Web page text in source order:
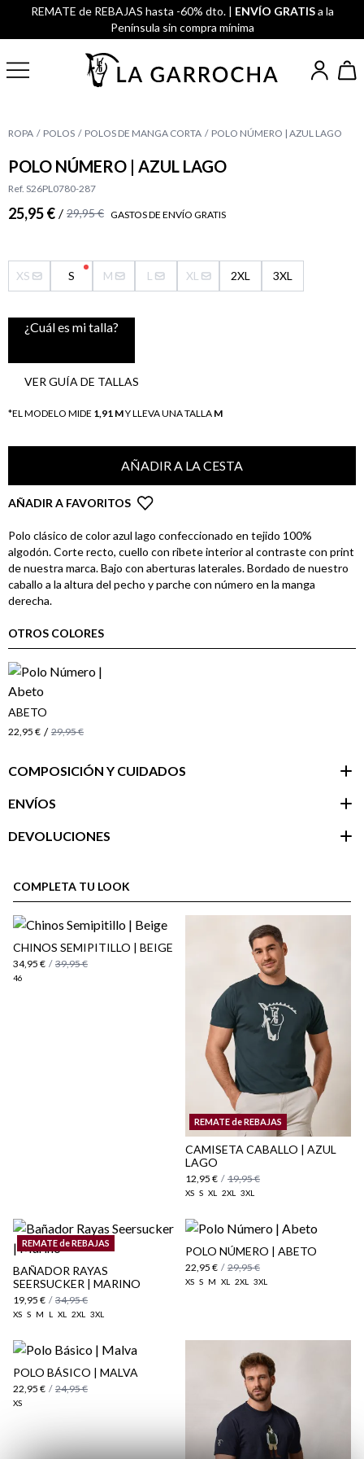
REMATE de REBAJAS hasta -60% dto. | ENVÍO GRATISa la
Península sin compra mínima
ROPA POLOS POLOS DE MANGA CORTA POLO NÚMERO | AZUL LAGO
POLO NÚMERO | AZUL LAGO
Ref. S26PL0780-287
25,95 € / 29,95 € GASTOS DE ENVÍO GRATIS
XS S M L XL 2XL 3XL
¿Cuál es mi talla?
VER GUÍA DE TALLAS
*EL MODELO MIDE 1,91 MY LLEVA UNA TALLA M
AÑADIR A LA CESTA
AÑADIR A FAVORITOS
Polo clásico de color azul lago confeccionado en tejido 100%
algodón. Corte recto, cuello con ribete interior al contraste con print
de nuestra marca. Bajo con aberturas laterales. Bordado de nuestro
caballo a la altura del pecho y parche con número en la manga
derecha.
OTROS COLORES
ABETO
22,95 € / 29,95 €
COMPOSICIÓN Y CUIDADOS
ENVÍOS
DEVOLUCIONES
cliente
aquí
aquí
COMPLETA TU LOOK
CHINOS SEMIPITILLO | BEIGE
34,95 € / 39,95 €
46
REMATE de REBAJAS
CAMISETA CABALLO | AZUL
LAGO
12,95 € / 19,95 €
XS S XL 2XL 3XL
REMATE de REBAJAS
BAÑADOR RAYAS
SEERSUCKER | MARINO
19,95 € / 34,95 €
XS S M L XL 2XL 3XL
POLO NÚMERO | ABETO
22,95 € / 29,95 €
XS S M XL 2XL 3XL
POLO BÁSICO | MALVA
22,95 € / 24,95 €
XS